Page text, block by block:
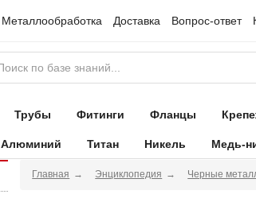
Металлообработка Доставка Вопрос-ответ
Трубы Фитинги Фланцы
Алюминий Титан Никель Медь-
Главная Энциклопедия Черные